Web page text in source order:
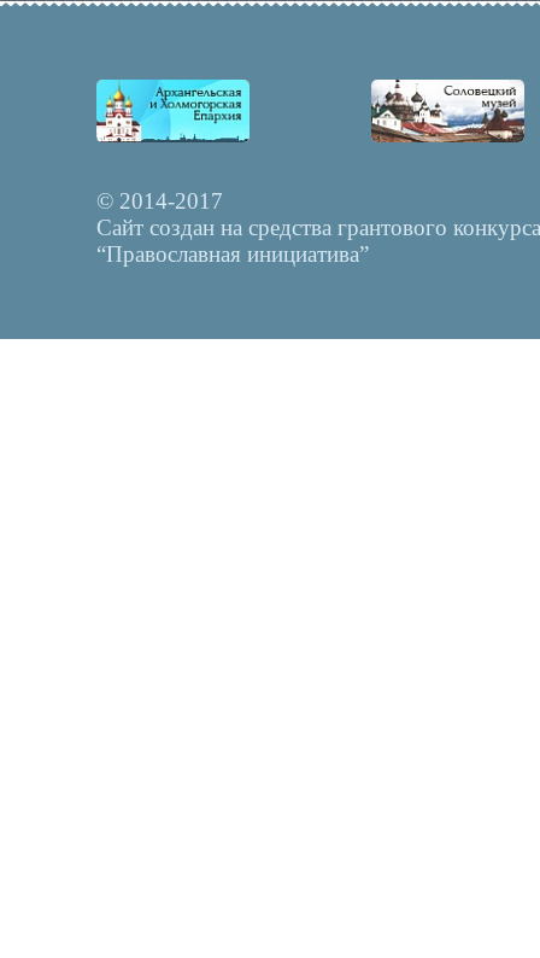
© 2014-2017
Сайт создан на средства грантового конкурса
“Православная инициатива”